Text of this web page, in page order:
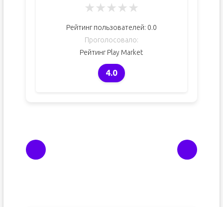
★★★★★
Рейтинг пользователей: 0.0
Проголосовало:
Рейтинг Play Market
4.0